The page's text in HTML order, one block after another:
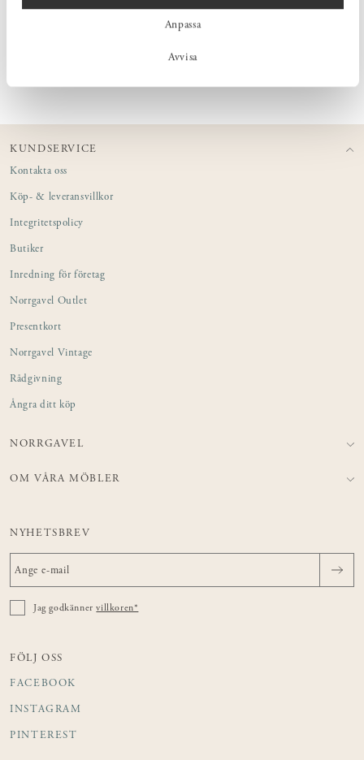
Anpassa
Avvisa
KUNDSERVICE
Kontakta oss
Köp- & leveransvillkor
Integritetspolicy
Butiker
Inredning för företag
Norrgavel Outlet
Presentkort
Norrgavel Vintage
Rådgivning
Ångra ditt köp
NORRGAVEL
OM VÅRA MÖBLER
NYHETSBREV
Jag godkännervillkoren*
FÖLJ OSS
FACEBOOK
INSTAGRAM
PINTEREST